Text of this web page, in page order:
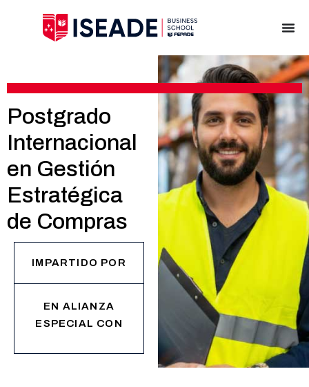
Postgrado
Internacional
en Gestión
Estratégica
de Compras
IMPARTIDO POR
EN ALIANZA
ESPECIAL CON